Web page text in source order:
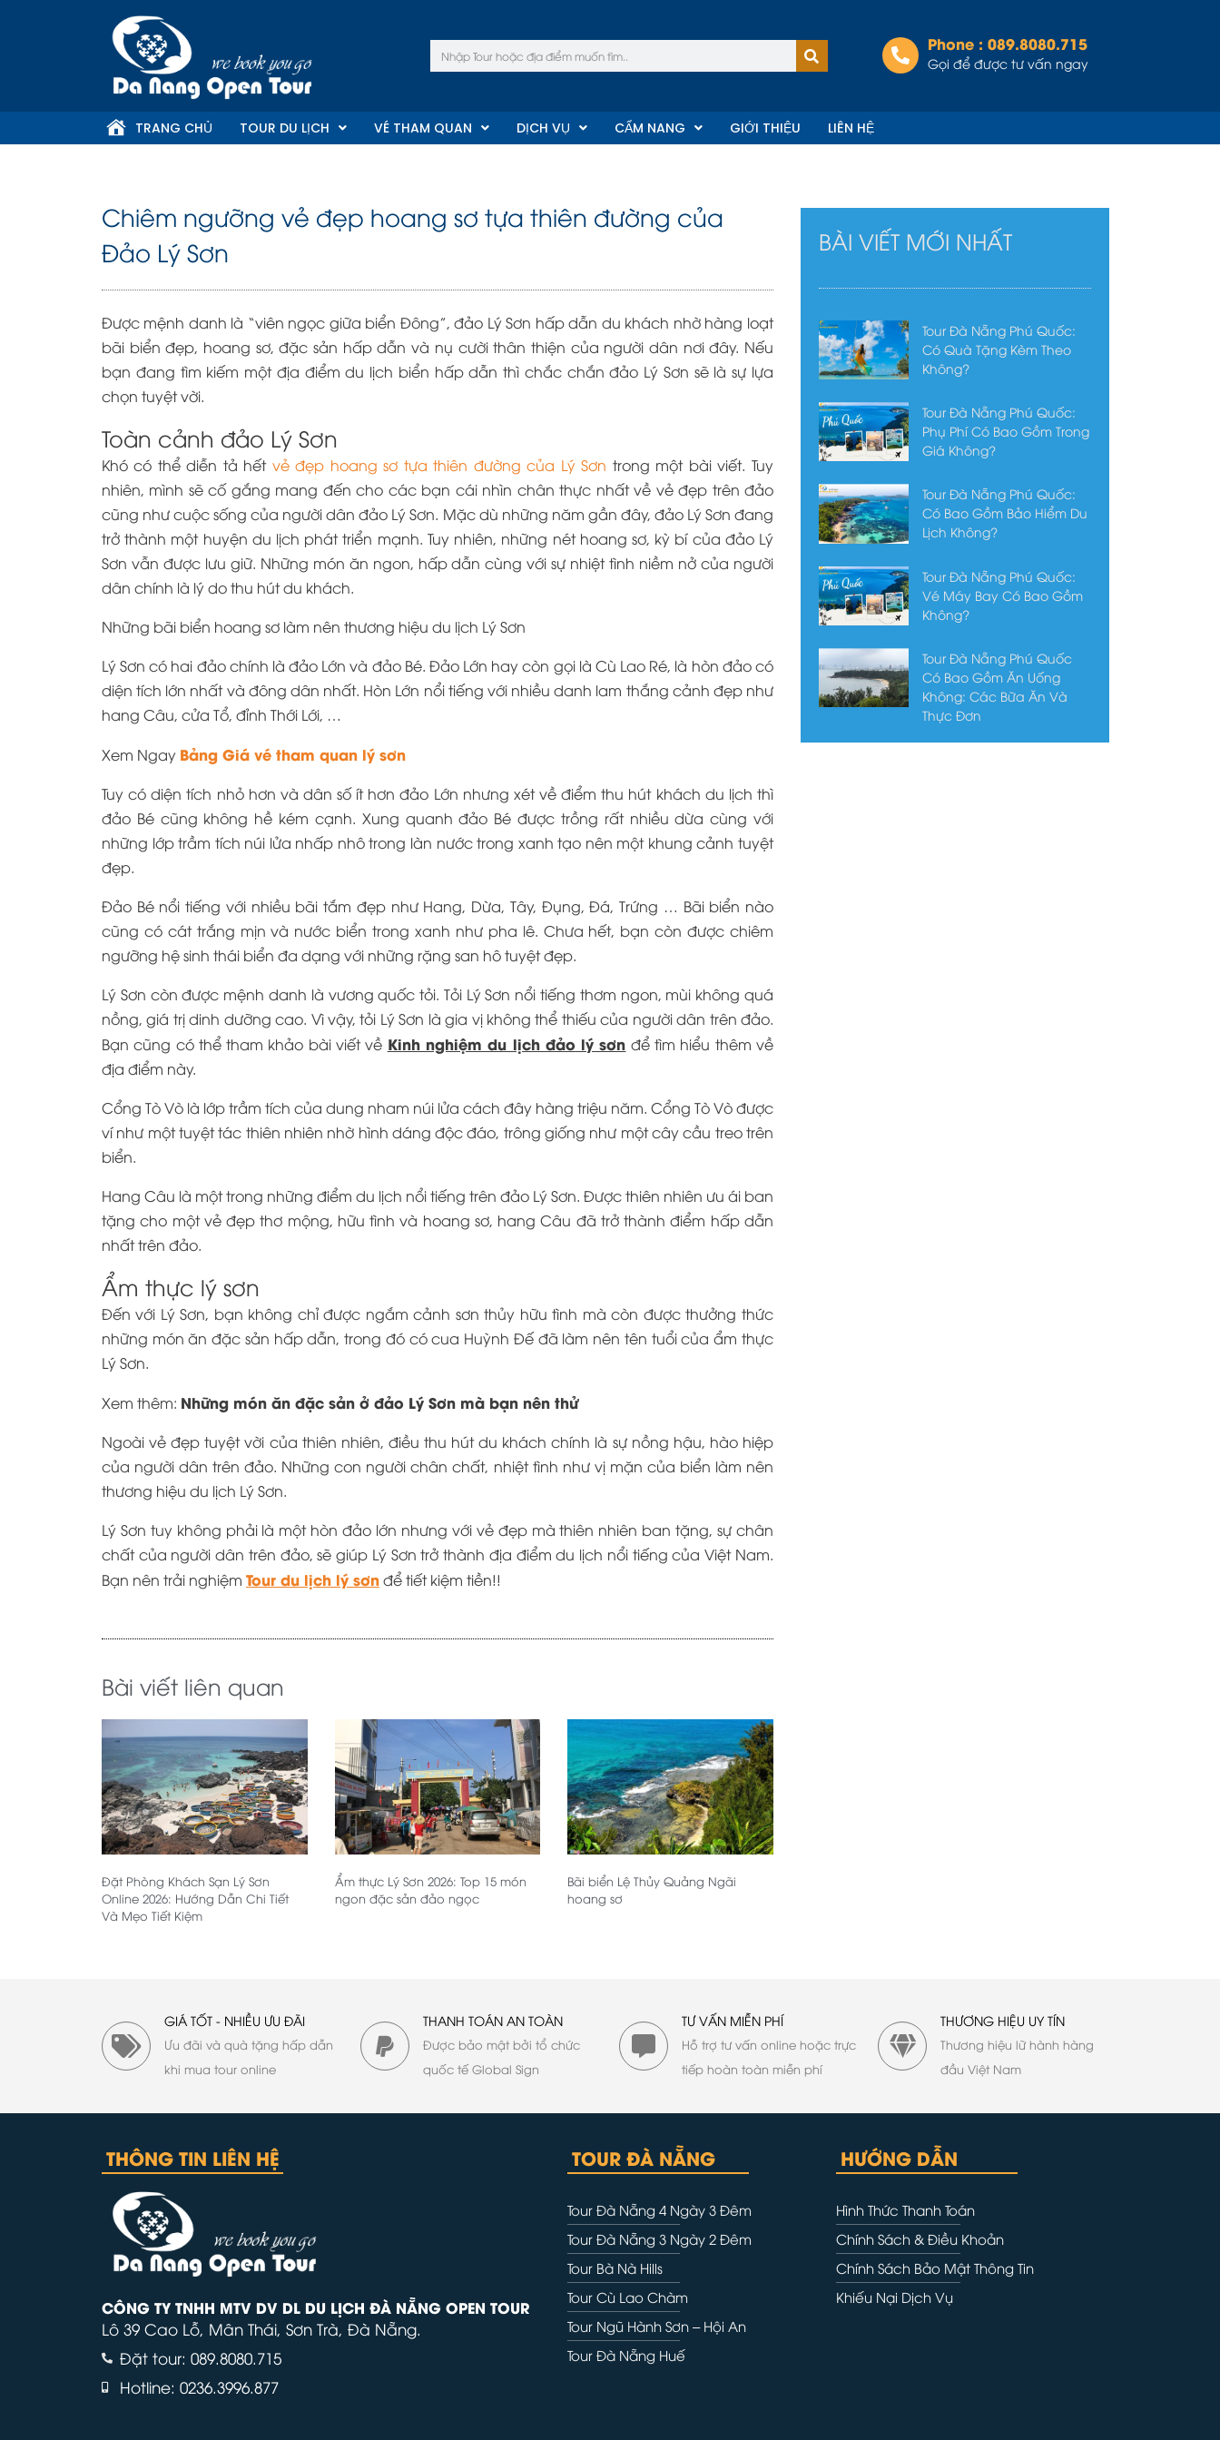
Tìm
kiếm
Tìm
kiếm
Phone : 089.8080.715
Gọi để được tư vấn ngay
TRANG CHỦ TOUR DU LỊCH VÉ THAM QUAN DỊCH VỤ CẨM NANG GIỚI THIỆU LIÊN HỆ
Chiêm ngưỡng vẻ đẹp hoang sơ tựa thiên đường của
Đảo Lý Sơn
Được mệnh danh là “viên ngọc giữa biển Đông”, đảo Lý Sơn hấp dẫn du khách nhờ hàng loạt
bãi biển đẹp, hoang sơ, đặc sản hấp dẫn và nụ cười thân thiện của người dân nơi đây. Nếu
bạn đang tìm kiếm một địa điểm du lịch biển hấp dẫn thì chắc chắn đảo Lý Sơn sẽ là sự lựa
chọn tuyệt vời.
Toàn cảnh đảo Lý Sơn
Khó có thể diễn tả hết vẻ đẹp hoang sơ tựa thiên đường của Lý Sơn trong một bài viết. Tuy
nhiên, mình sẽ cố gắng mang đến cho các bạn cái nhìn chân thực nhất về vẻ đẹp trên đảo
cũng như cuộc sống của người dân đảo Lý Sơn. Mặc dù những năm gần đây, đảo Lý Sơn đang
trở thành một huyện du lịch phát triển mạnh. Tuy nhiên, những nét hoang sơ, kỳ bí của đảo Lý
Sơn vẫn được lưu giữ. Những món ăn ngon, hấp dẫn cùng với sự nhiệt tình niềm nở của người
dân chính là lý do thu hút du khách.
Những bãi biển hoang sơ làm nên thương hiệu du lịch Lý Sơn
Lý Sơn có hai đảo chính là đảo Lớn và đảo Bé. Đảo Lớn hay còn gọi là Cù Lao Ré, là hòn đảo có
diện tích lớn nhất và đông dân nhất. Hòn Lớn nổi tiếng với nhiều danh lam thắng cảnh đẹp như
hang Câu, cửa Tổ, đỉnh Thới Lới, …
Xem Ngay Bảng Giá vé tham quan lý sơn
Tuy có diện tích nhỏ hơn và dân số ít hơn đảo Lớn nhưng xét về điểm thu hút khách du lịch thì
đảo Bé cũng không hề kém cạnh. Xung quanh đảo Bé được trồng rất nhiều dừa cùng với
những lớp trầm tích núi lửa nhấp nhô trong làn nước trong xanh tạo nên một khung cảnh tuyệt
đẹp.
Đảo Bé nổi tiếng với nhiều bãi tắm đẹp như Hang, Dừa, Tây, Đụng, Đá, Trứng … Bãi biển nào
cũng có cát trắng mịn và nước biển trong xanh như pha lê. Chưa hết, bạn còn được chiêm
ngưỡng hệ sinh thái biển đa dạng với những rặng san hô tuyệt đẹp.
Lý Sơn còn được mệnh danh là vương quốc tỏi. Tỏi Lý Sơn nổi tiếng thơm ngon, mùi không quá
nồng, giá trị dinh dưỡng cao. Vì vậy, tỏi Lý Sơn là gia vị không thể thiếu của người dân trên đảo.
Bạn cũng có thể tham khảo bài viết về Kinh nghiệm du lịch đảo lý sơn để tìm hiểu thêm về
địa điểm này.
Cổng Tò Vò là lớp trầm tích của dung nham núi lửa cách đây hàng triệu năm. Cổng Tò Vò được
ví như một tuyệt tác thiên nhiên nhờ hình dáng độc đáo, trông giống như một cây cầu treo trên
biển.
Hang Câu là một trong những điểm du lịch nổi tiếng trên đảo Lý Sơn. Được thiên nhiên ưu ái ban
tặng cho một vẻ đẹp thơ mộng, hữu tình và hoang sơ, hang Câu đã trở thành điểm hấp dẫn
nhất trên đảo.
Ẩm thực lý sơn
Đến với Lý Sơn, bạn không chỉ được ngắm cảnh sơn thủy hữu tình mà còn được thưởng thức
những món ăn đặc sản hấp dẫn, trong đó có cua Huỳnh Đế đã làm nên tên tuổi của ẩm thực
Lý Sơn.
Xem thêm: Những món ăn đặc sản ở đảo Lý Sơn mà bạn nên thử
Ngoài vẻ đẹp tuyệt vời của thiên nhiên, điều thu hút du khách chính là sự nồng hậu, hào hiệp
của người dân trên đảo. Những con người chân chất, nhiệt tình như vị mặn của biển làm nên
thương hiệu du lịch Lý Sơn.
Lý Sơn tuy không phải là một hòn đảo lớn nhưng với vẻ đẹp mà thiên nhiên ban tặng, sự chân
chất của người dân trên đảo, sẽ giúp Lý Sơn trở thành địa điểm du lịch nổi tiếng của Việt Nam.
Bạn nên trải nghiệm Tour du lịch lý sơnđể tiết kiệm tiền!!
Bài viết liên quan
Đặt Phòng Khách Sạn Lý Sơn
Online 2026: Hướng Dẫn Chi Tiết
Và Mẹo Tiết Kiệm
Ẩm thực Lý Sơn 2026: Top 15 món
ngon đặc sản đảo ngọc
Bãi biển Lệ Thủy Quảng Ngãi
hoang sơ
BÀI VIẾT MỚI NHẤT
Tour Đà Nẵng Phú Quốc:
Có Quà Tặng Kèm Theo
Không?
Tour Đà Nẵng Phú Quốc:
Phụ Phí Có Bao Gồm Trong
Giá Không?
Tour Đà Nẵng Phú Quốc:
Có Bao Gồm Bảo Hiểm Du
Lịch Không?
Tour Đà Nẵng Phú Quốc:
Vé Máy Bay Có Bao Gồm
Không?
Tour Đà Nẵng Phú Quốc
Có Bao Gồm Ăn Uống
Không: Các Bữa Ăn Và
Thực Đơn
GIÁ TỐT - NHIỀU ƯU ĐÃI
Ưu đãi và quà tặng hấp dẫn
khi mua tour online
THANH TOÁN AN TOÀN
Được bảo mật bởi tổ chức
quốc tế Global Sign
TƯ VẤN MIỄN PHÍ
Hỗ trợ tư vấn online hoặc trực
tiếp hoàn toàn miễn phí
THƯƠNG HIỆU UY TÍN
Thương hiệu lữ hành hàng
đầu Việt Nam
THÔNG TIN LIÊN HỆ
CÔNG TY TNHH MTV DV DL DU LỊCH ĐÀ NẴNG OPEN TOUR
Lô 39 Cao Lỗ, Mân Thái, Sơn Trà, Đà Nẵng.
Đặt tour: 089.8080.715
Hotline: 0236.3996.877
TOUR ĐÀ NẴNG
Tour Đà Nẵng 4 Ngày 3 Đêm
Tour Đà Nẵng 3 Ngày 2 Đêm
Tour Bà Nà Hills
Tour Cù Lao Chàm
Tour Ngũ Hành Sơn – Hội An
Tour Đà Nẵng Huế
HƯỚNG DẪN
Hình Thức Thanh Toán
Chính Sách & Điều Khoản
Chính Sách Bảo Mật Thông Tin
Khiếu Nại Dịch Vụ